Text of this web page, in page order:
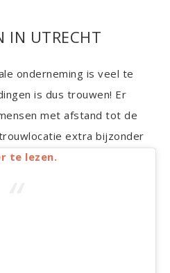
IN UTRECHT
onderneming is veel te
is dus trouwen! Er
met afstand tot de
extra bijzonder
te lezen.